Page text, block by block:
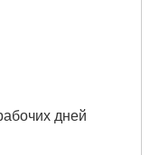
дней